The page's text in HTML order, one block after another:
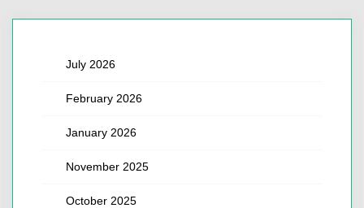
July 2026
February 2026
January 2026
November 2025
October 2025